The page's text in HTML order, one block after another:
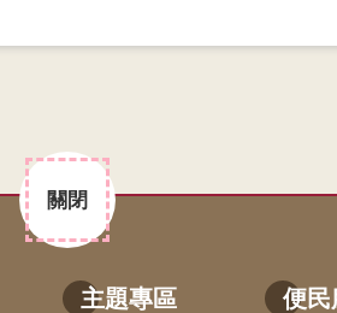
關閉
主題專區 便民